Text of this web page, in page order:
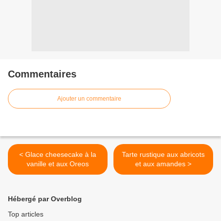
Commentaires
Ajouter un commentaire
< Glace cheesecake à la
vanille et aux Oreos
Tarte rustique aux abricots
et aux amandes >
Hébergé par Overblog
Top articles